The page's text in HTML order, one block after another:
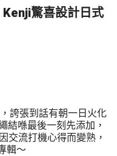
驚喜設計日式
誇張到話有朝一日火化
結喺最後一刻先添加，
交流打機心得而變熟，
輯～